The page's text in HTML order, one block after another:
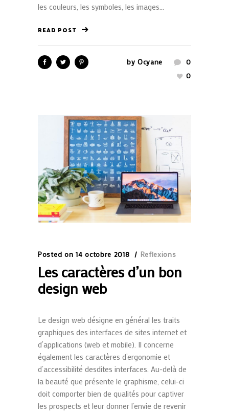
les couleurs, les symboles, les images...
READ POST
by Ocyane
0
0
Posted on 14 octobre 2018 Reflexions
Les caractères d’un bon
design web
Le design web désigne en général les traits
graphiques des interfaces de sites internet et
d’applications (web et mobile). Il concerne
également les caractères d’ergonomie et
d’accessibilité desdites interfaces. Au-delà de
la beauté que présente le graphisme, celui-ci
doit comporter bien de qualités pour captiver
les prospects et leur donner l’envie de revenir